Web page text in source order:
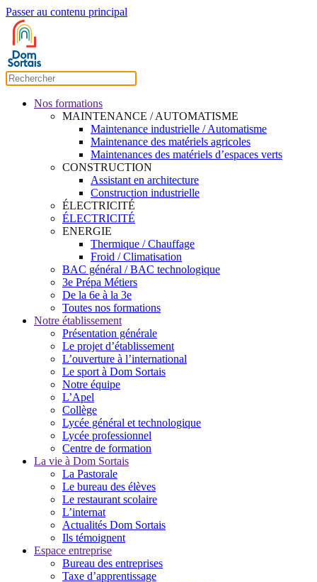
Passer au contenu principal
Nos formations
MAINTENANCE / AUTOMATISME
Maintenance industrielle / Automatisme
Maintenance des matériels agricoles
Maintenances des matériels d’espaces verts
CONSTRUCTION
Assistant en architecture
Construction industrielle
ÉLECTRICITÉ
ÉLECTRICITÉ
ENERGIE
Thermique / Chauffage
Froid / Climatisation
BAC général / BAC technologique
3e Prépa Métiers
De la 6e à la 3e
Toutes nos formations
Notre établissement
Présentation générale
Le projet d’établissement
L’ouverture à l’international
Le sport à Dom Sortais
Notre équipe
L’Apel
Collège
Lycée général et technologique
Lycée professionnel
Centre de formation
La vie à Dom Sortais
La Pastorale
Le bureau des élèves
Le restaurant scolaire
L’internat
Actualités Dom Sortais
Ils témoignent
Espace entreprise
Bureau des entreprises
Taxe d’apprentissage